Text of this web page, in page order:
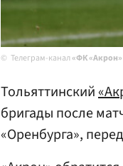
Телеграм-канал«ФК
Тольяттинский
бригады после
«Оренбурга»,